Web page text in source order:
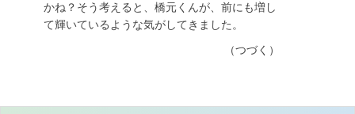
かね？そう考えると、橋元くんが、前にも増し
て輝いているような気がしてきました。
（つづく）